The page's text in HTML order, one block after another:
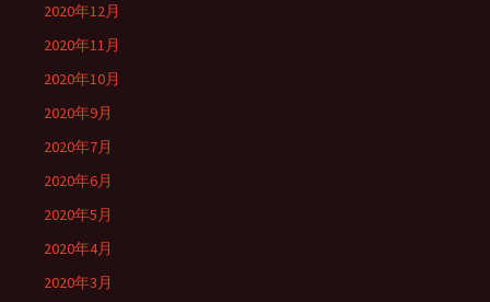
2020年12月
2020年11月
2020年10月
2020年9月
2020年7月
2020年6月
2020年5月
2020年4月
2020年3月